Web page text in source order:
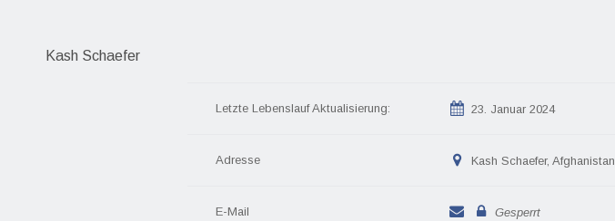
Kash Schaefer
Letzte Lebenslauf Aktualisierung: 23. Januar 2024
Adresse Kash Schaefer, Afghanistan
E-Mail Gesperrt